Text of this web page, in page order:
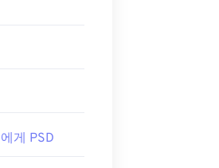
게 PSD